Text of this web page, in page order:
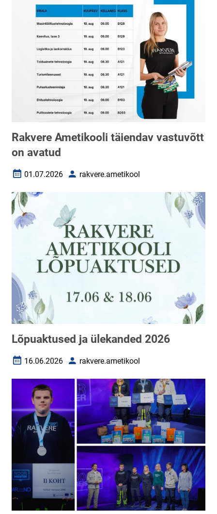
Rakvere Ametikooli täiendav vastuvõtt
on avatud
Loomise kuupäev
01.07.2026 Autorrakvere.ametikool
Lõpuaktused ja ülekanded 2026
Loomise kuupäev
16.06.2026 Autorrakvere.ametikool